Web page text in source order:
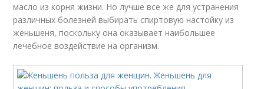
масло из корня жизни. Но лучше все же для устранения
различных болезней выбирать спиртовую настойку из
женьшеня, поскольку она оказывает наибольшее
лечебное воздействие на организм.